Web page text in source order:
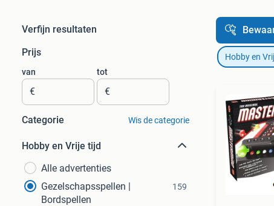
Verfijn resultaten
Prijs
van
€
tot
€
Categorie Wis de categorie
Hobby en Vrije tijd
Alle advertenties
Gezelschapsspellen |
Bordspellen
159
Hobby en